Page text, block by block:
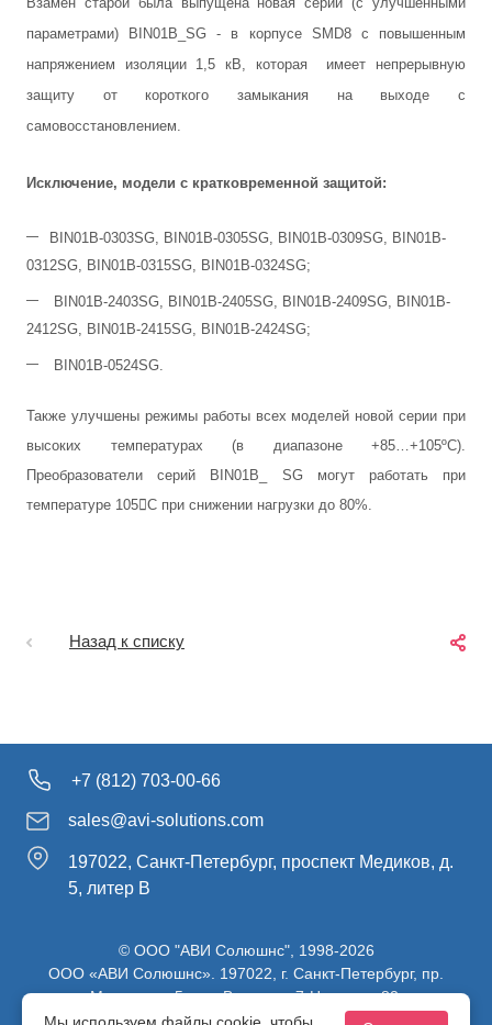
параметрами) BIN01B_SG - в корпусе SMD8 с повышенным
напряжением изоляции 1,5 кВ, которая имеет непрерывную
защиту от короткого замыкания на выходе с
самовосстановлением.
Исключение, модели с кратковременной защитой:
BIN01B-0303SG, BIN01B-0305SG, BIN01B-0309SG, BIN01B-
0312SG, BIN01B-0315SG, BIN01B-0324SG;
BIN01B-2403SG, BIN01B-2405SG, BIN01B-2409SG, BIN01B-
2412SG, BIN01B-2415SG, BIN01B-2424SG;
BIN01B-0524SG.
Также улучшены режимы работы всех моделей новой серии при
высоких температурах (в диапазоне +85…+105ºС).
Преобразователи серий BIN01B_ SG могут работать при
температуре 105С при снижении нагрузки до 80%.
Назад к списку
+7 (812) 703-00-66
sales@avi-solutions.com
197022, Санкт-Петербург, проспект Медиков, д.
5, литер В
© ООО "АВИ Солюшнс", 1998-2026
ООО «АВИ Солюшнс». 197022, г. Санкт-Петербург, пр.
Медиков, д.5, лит. В, ч. пом. 7-Н, ч. ком. 82.
ИНН 7813470830 / КПП 781301001 / ОГРН 1107847137980